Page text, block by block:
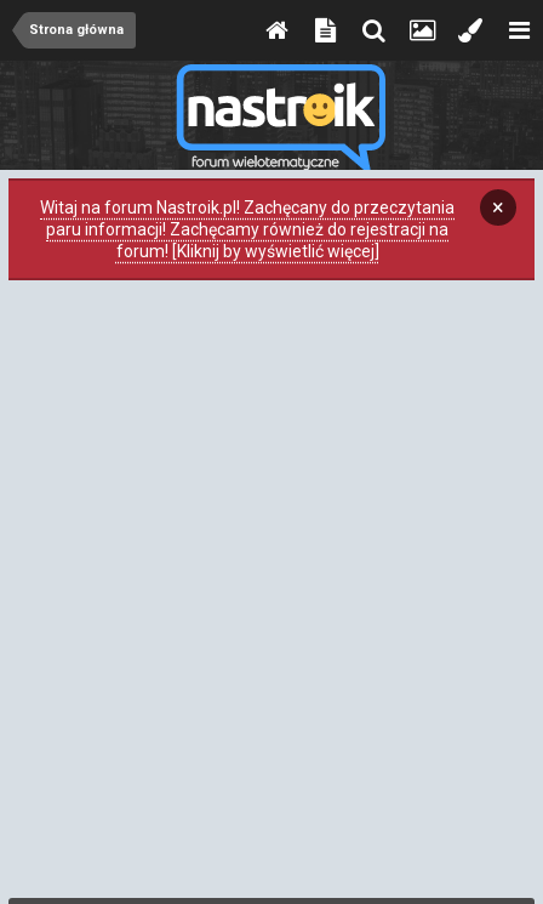
Strona główna
Witaj na forum Nastroik.pl! Zachęcany do przeczytania
paru informacji! Zachęcamy również do rejestracji na
forum! [Kliknij by wyświetlić więcej]
×